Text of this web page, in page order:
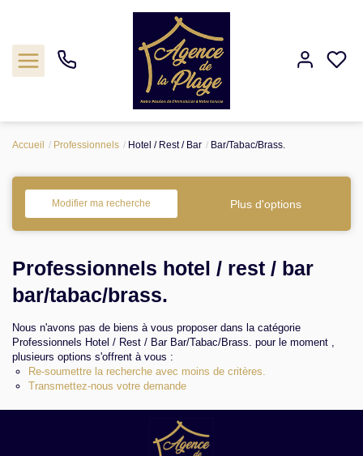
Acheter
Agence
Nos outils
Contact
Accueil Professionnels Hotel / Rest / Bar Bar/Tabac/Brass.
Modifier ma recherche Plus d'options
Professionnels hotel / rest / bar
bar/tabac/brass.
Nous n'avons pas de biens à vous proposer dans la catégorie
Professionnels Hotel / Rest / Bar Bar/Tabac/Brass. pour le moment ,
plusieurs options s'offrent à vous :
Re-soumettre la recherche avec moins de critères.
Transmettez-nous votre demande